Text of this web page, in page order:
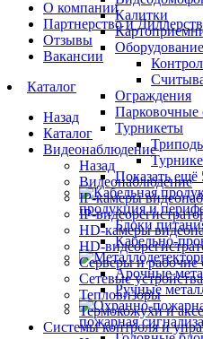
Калитки
Ограждения
Парковочные
Турникеты
Показать ещё
продукция и
Блоки
Кабельно-
Арочные
Ручные
пожарная
О компании
Партнерство и
Отзывы
Вакансии
Каталог
Назад
Каталог
Видеонаблюдение
Назад
Видеонаблюдение
IP-камеры
IP-
HD-камеры
HD-
Серверы и рабочие
Сетевые устройства
Тепловизоры
Термокожухи и
Системы контроля и